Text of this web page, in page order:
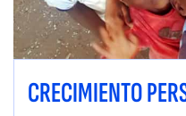
CRECIMIENTO